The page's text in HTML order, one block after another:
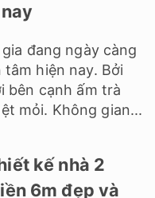
đang ngày càng
hiện nay. Bởi
bên cạnh ấm trà
mỏi. Không gian...
kế nhà 2
6m đẹp và